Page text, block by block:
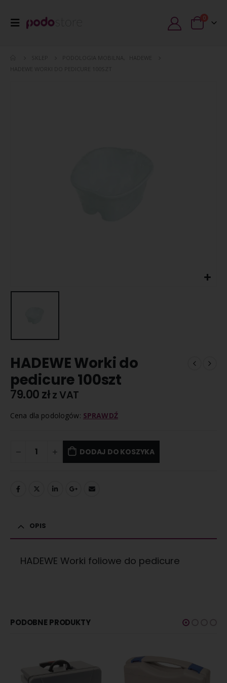
0
HADEWE Worki do
pedicure 100szt
79.00zł z VAT
Cena dla podologów: SPRAWDŹ
DODAJ DO KOSZYKA
OPIS
HADEWE Worki foliowe do pedicure
PODOBNE PRODUKTY